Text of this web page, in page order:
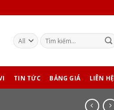
TIN TỨC BẢNG GIÁ LIÊN HỆ